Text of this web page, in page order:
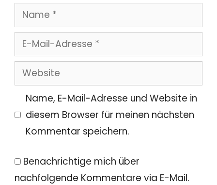
Name
E-
Mail-
Adresse
Website
Name, E-Mail-Adresse und Website in
diesem Browser für meinen nächsten
Kommentar speichern.
Benachrichtige mich über
nachfolgende Kommentare via E-Mail.